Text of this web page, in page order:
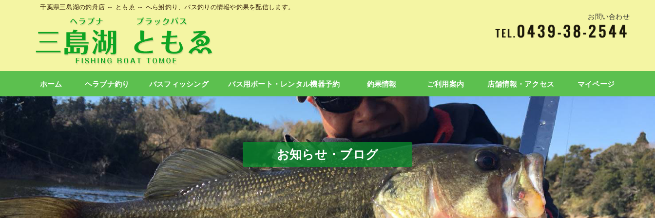
千葉県三島湖の釣舟店 ～ ともゑ ～ へら鮒釣り、バス釣りの情報や釣果を配信します。
お問い合わせ
ホーム ヘラブナ釣り バスフィッシング バス用ボート・レンタル機器予約 釣果情報 ご利用案内 店舗情報・アクセス マイページ
お知らせ・ブログ